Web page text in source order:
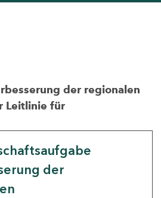
der regionalen
Leitlinie für
der